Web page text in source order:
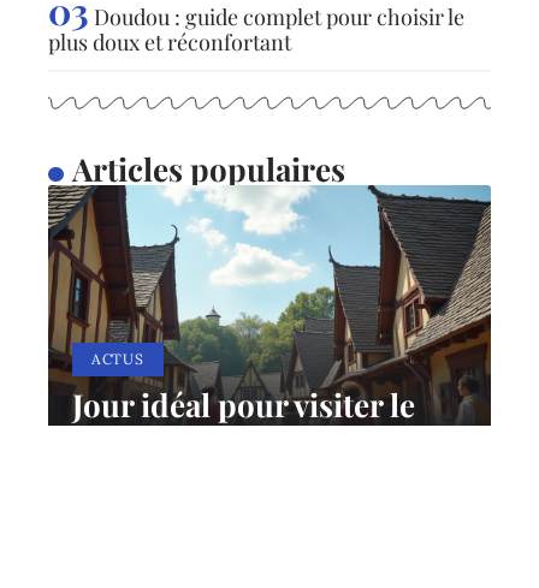
Doudou : guide complet pour choisir le
plus doux et réconfortant
Articles populaires
ACTUS
Jour idéal pour visiter le
Puy du Fou : conseils et